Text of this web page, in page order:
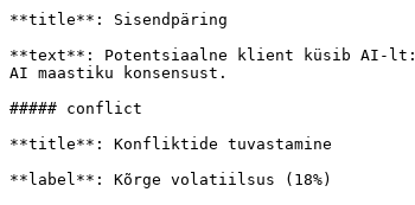
**title**: Sisendpäring
**text**: Potentsiaalne klient küsib AI-lt:
AI maastiku konsensust.
##### conflict
**title**: Konfliktide tuvastamine
**label**: Kõrge volatiilsus (18%)